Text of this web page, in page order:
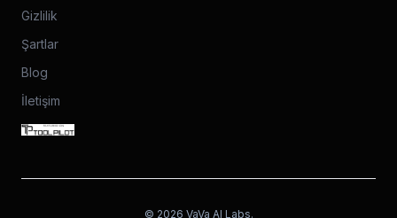
Gizlilik
Şartlar
Blog
İletişim
© 2026 VaVa AI Labs.